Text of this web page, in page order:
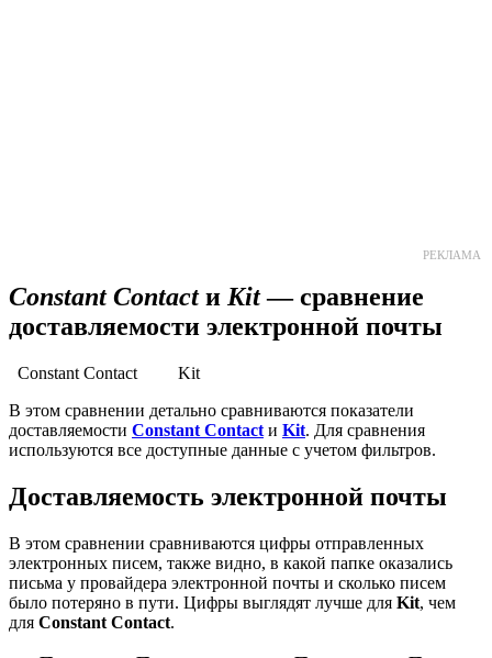
РЕКЛАМА
Constant Contactи Kit— сравнение
доставляемости электронной почты
Constant Contact
Kit
В этом сравнении детально сравниваются показатели
доставляемости Constant Contact и Kit. Для сравнения
используются все доступные данные с учетом фильтров.
Доставляемость электронной почты
В этом сравнении сравниваются цифры отправленных
электронных писем, также видно, в какой папке оказались
письма у провайдера электронной почты и сколько писем
было потеряно в пути. Цифры выглядят лучше для Kit, чем
для Constant Contact.